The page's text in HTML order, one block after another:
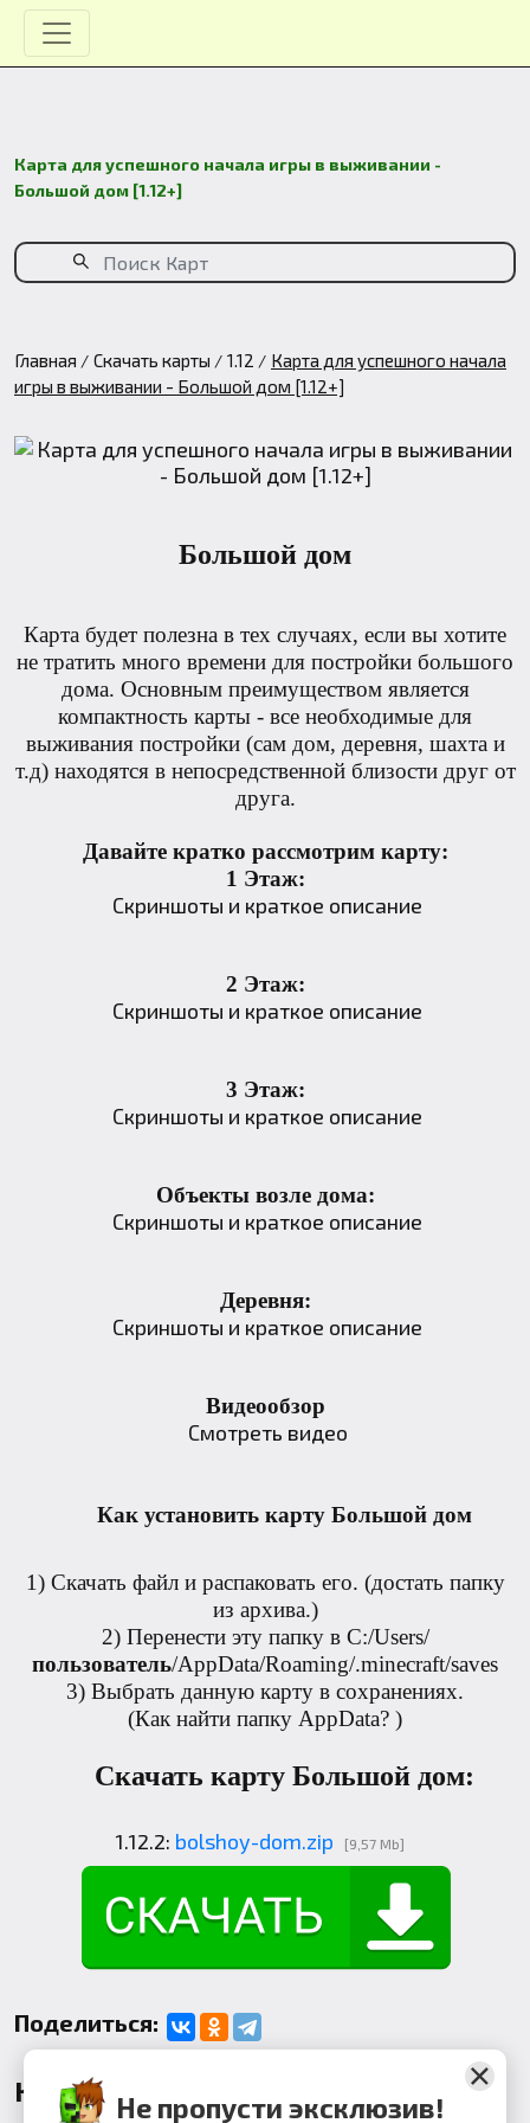
Карта для успешного начала игры в выживании -
Большой дом [1.12+]
Главная Скачать карты 1.12
Карта для успешного начала
игры в выживании - Большой дом [1.12+]
Большой дом
Карта будет полезна в тех случаях, если вы хотите
не тратить много времени для постройки большого
дома. Основным преимуществом является
компактность карты - все необходимые для
выживания постройки (сам дом, деревня, шахта и
т.д) находятся в непосредственной близости друг от
друга.
Давайте кратко рассмотрим карту:
1 Этаж:
Скриншоты и краткое описание
2 Этаж:
Скриншоты и краткое описание
3 Этаж:
Скриншоты и краткое описание
Объекты возле дома:
Скриншоты и краткое описание
Деревня:
Скриншоты и краткое описание
Видеообзор
Смотреть видео
Как установить карту Большой дом
1) Скачать файл и распаковать его. (достать папку
из архива.)
2) Перенести эту папку в C:/Users/
пользователь/AppData/Roaming/.minecraft/saves
3) Выбрать данную карту в сохранениях.
(Как найти папку AppData? )
Скачать карту Большой дом:
1.12.2: bolshoy-dom.zip [9,57 Mb]
Поделиться:
КомментарииНе пропусти эксклюзив!